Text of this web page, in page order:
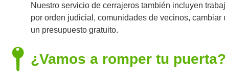
Nuestro servicio de cerrajeros también incluyen
por orden judicial, comunidades de vecinos,
un presupuesto gratuito.
¿Vamos a romper tu puerta?